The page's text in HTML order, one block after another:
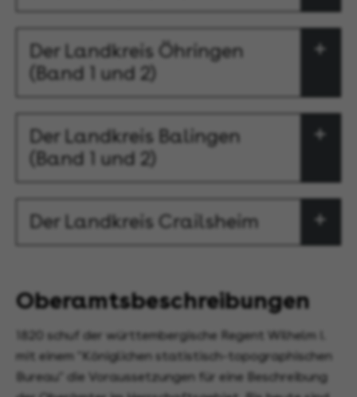
Der Landkreis Öhringen
(Band 1 und 2)
Der Landkreis Balingen
(Band 1 und 2)
Der Landkreis Crailsheim
Oberamtsbeschreibungen
1820 schuf der württembergische Regent Wilhelm I.
mit einem "Königlichen statistisch-topographischen
Bureau" die Voraussetzungen für eine Beschreibung